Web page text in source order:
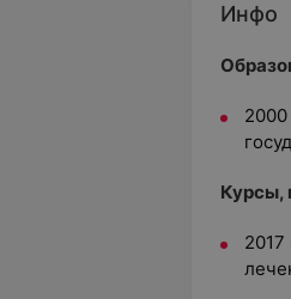
Инфо
Курсы,